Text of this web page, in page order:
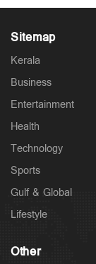
Sitemap
Kerala
Business
Entertainment
Health
Technology
Sports
Gulf & Global
Lifestyle
Other